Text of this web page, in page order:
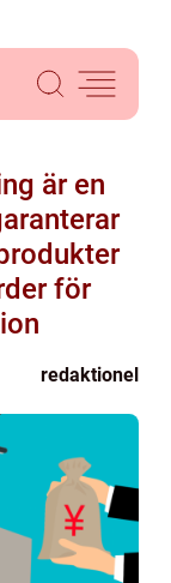
är en
för
redaktionel